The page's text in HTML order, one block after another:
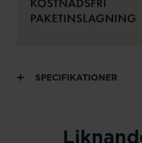
SPECIFIKATIONER